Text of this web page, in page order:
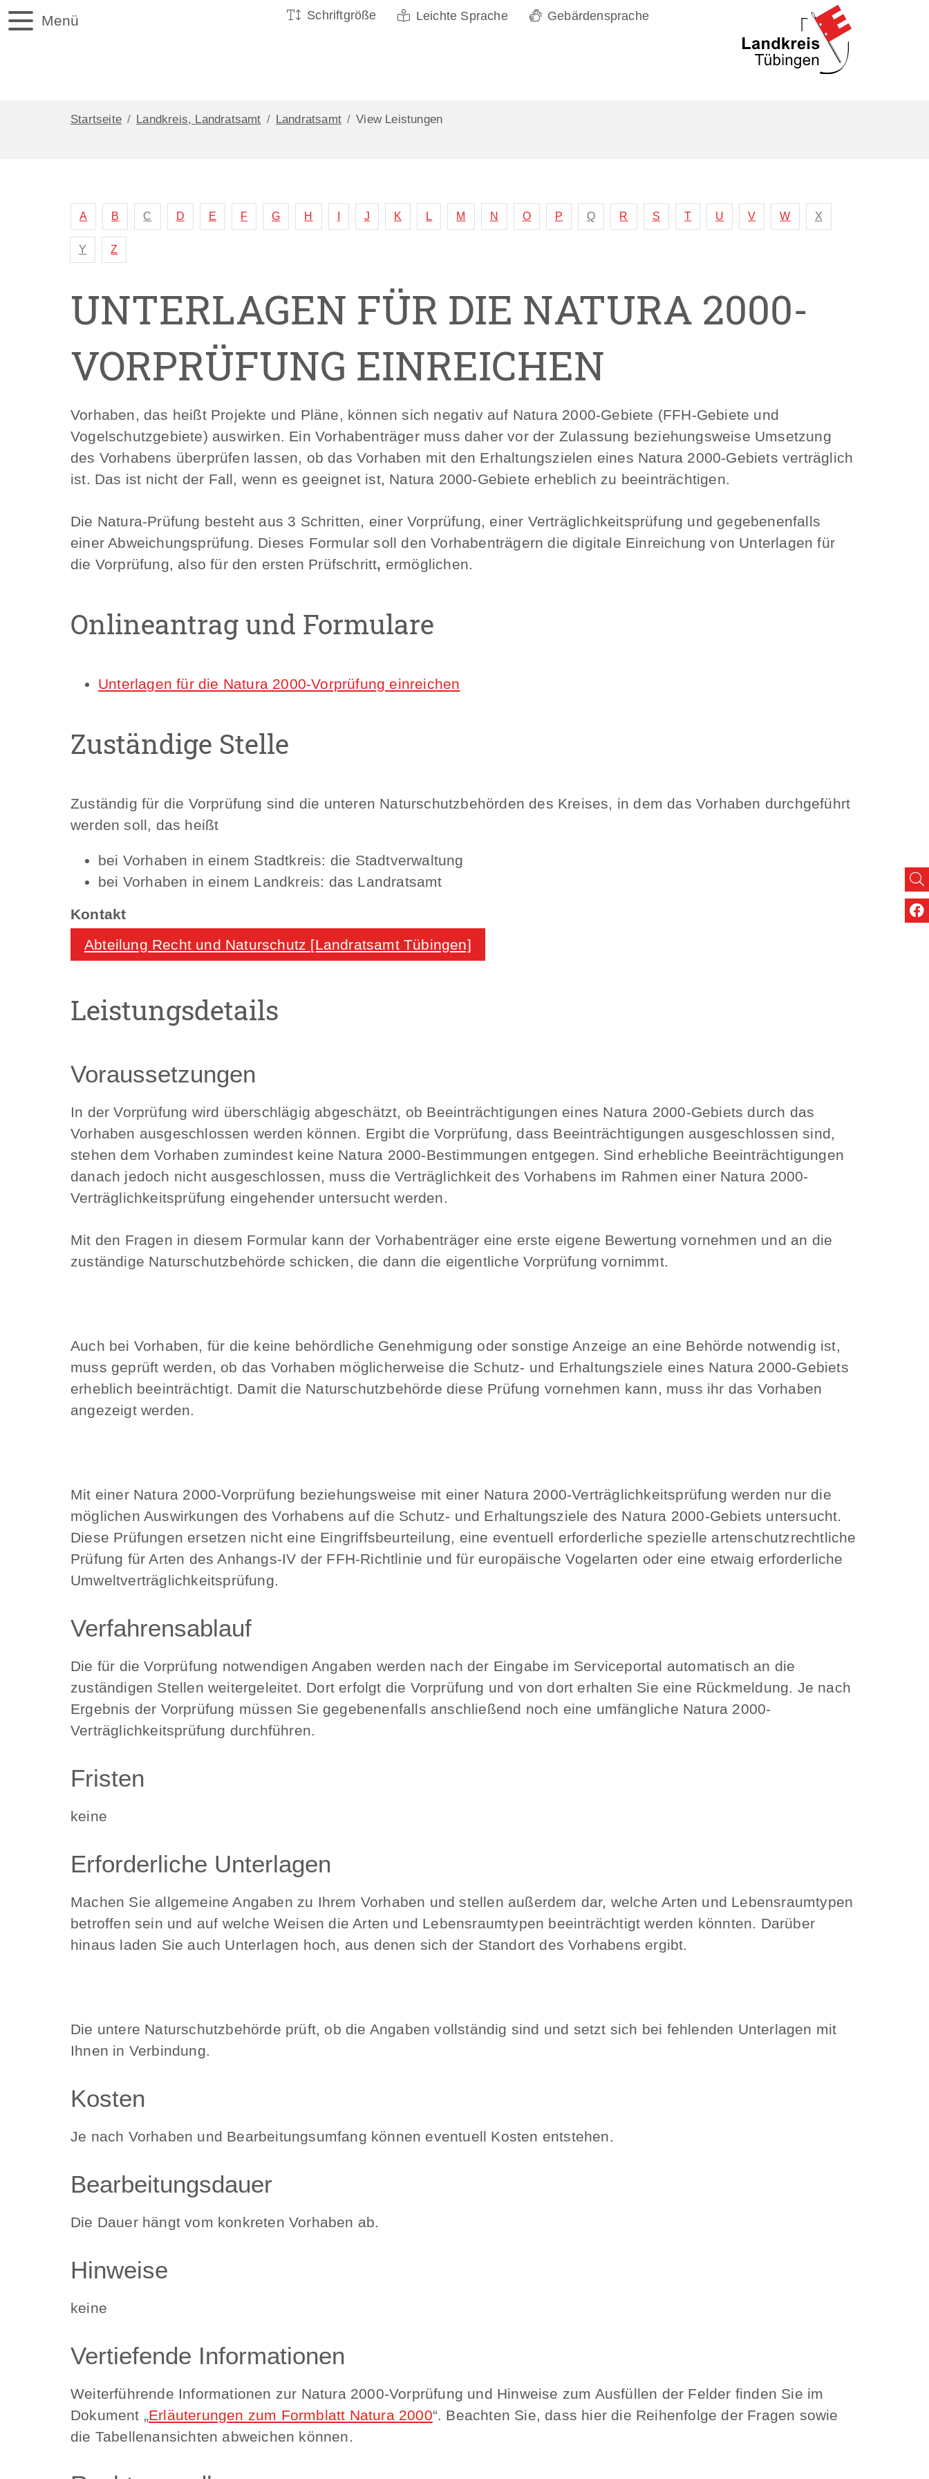
Menü Schriftgröße Leichte Sprache Gebärdensprache
Startseite Landkreis, Landratsamt Landratsamt View Leistungen
A B C D E F G H J K L M N O P Q R S T U V W X
Y Z
UNTERLAGEN FÜR DIE NATURA 2000-
VORPRÜFUNG EINREICHEN
Vorhaben, das heißt Projekte und Pläne, können sich negativ auf Natura 2000-Gebiete (FFH-Gebiete und
Vogelschutzgebiete) auswirken. Ein Vorhabenträger muss daher vor der Zulassung beziehungsweise Umsetzung
des Vorhabens überprüfen lassen, ob das Vorhaben mit den Erhaltungszielen eines Natura 2000-Gebiets verträglich
ist. Das ist nicht der Fall, wenn es geeignet ist, Natura 2000-Gebiete erheblich zu beeinträchtigen.
Die Natura-Prüfung besteht aus 3 Schritten, einer Vorprüfung, einer Verträglichkeitsprüfung und gegebenenfalls
einer Abweichungsprüfung. Dieses Formular soll den Vorhabenträgern die digitale Einreichung von Unterlagen für
die Vorprüfung, also für den ersten Prüfschritt, ermöglichen.
Onlineantrag und Formulare
Unterlagen für die Natura 2000-Vorprüfung einreichen
Zuständige Stelle
Zuständig für die Vorprüfung sind die unteren Naturschutzbehörden des Kreises, in dem das Vorhaben durchgeführt
werden soll, das heißt
bei Vorhaben in einem Stadtkreis: die Stadtverwaltung
bei Vorhaben in einem Landkreis: das Landratsamt
Abteilung Recht und Naturschutz [Landratsamt Tübingen]
Leistungsdetails
Voraussetzungen
In der Vorprüfung wird überschlägig abgeschätzt, ob Beeinträchtigungen eines Natura 2000-Gebiets durch das
Vorhaben ausgeschlossen werden können. Ergibt die Vorprüfung, dass Beeinträchtigungen ausgeschlossen sind,
stehen dem Vorhaben zumindest keine Natura 2000-Bestimmungen entgegen. Sind erhebliche Beeinträchtigungen
danach jedoch nicht ausgeschlossen, muss die Verträglichkeit des Vorhabens im Rahmen einer Natura 2000-
Verträglichkeitsprüfung eingehender untersucht werden.
Mit den Fragen in diesem Formular kann der Vorhabenträger eine erste eigene Bewertung vornehmen und an die
zuständige Naturschutzbehörde schicken, die dann die eigentliche Vorprüfung vornimmt.
Auch bei Vorhaben, für die keine behördliche Genehmigung oder sonstige Anzeige an eine Behörde notwendig ist,
muss geprüft werden, ob das Vorhaben möglicherweise die Schutz- und Erhaltungsziele eines Natura 2000-Gebiets
erheblich beeinträchtigt. Damit die Naturschutzbehörde diese Prüfung vornehmen kann, muss ihr das Vorhaben
angezeigt werden.
Mit einer Natura 2000-Vorprüfung beziehungsweise mit einer Natura 2000-Verträglichkeitsprüfung werden nur die
möglichen Auswirkungen des Vorhabens auf die Schutz- und Erhaltungsziele des Natura 2000-Gebiets untersucht.
Diese Prüfungen ersetzen nicht eine Eingriffsbeurteilung, eine eventuell erforderliche spezielle artenschutzrechtliche
Prüfung für Arten des Anhangs-IV der FFH-Richtlinie und für europäische Vogelarten oder eine etwaig erforderliche
Umweltverträglichkeitsprüfung.
Verfahrensablauf
Die für die Vorprüfung notwendigen Angaben werden nach der Eingabe im Serviceportal automatisch an die
zuständigen Stellen weitergeleitet. Dort erfolgt die Vorprüfung und von dort erhalten Sie eine Rückmeldung. Je nach
Ergebnis der Vorprüfung müssen Sie gegebenenfalls anschließend noch eine umfängliche Natura 2000-
Verträglichkeitsprüfung durchführen.
Fristen
keine
Erforderliche Unterlagen
Machen Sie allgemeine Angaben zu Ihrem Vorhaben und stellen außerdem dar, welche Arten und Lebensraumtypen
betroffen sein und auf welche Weisen die Arten und Lebensraumtypen beeinträchtigt werden könnten. Darüber
hinaus laden Sie auch Unterlagen hoch, aus denen sich der Standort des Vorhabens ergibt.
Die untere Naturschutzbehörde prüft, ob die Angaben vollständig sind und setzt sich bei fehlenden Unterlagen mit
Ihnen in Verbindung.
Kosten
Je nach Vorhaben und Bearbeitungsumfang können eventuell Kosten entstehen.
Bearbeitungsdauer
Die Dauer hängt vom konkreten Vorhaben ab.
Hinweise
keine
Vertiefende Informationen
Weiterführende Informationen zur Natura 2000-Vorprüfung und Hinweise zum Ausfüllen der Felder finden Sie im
Dokument „ Erläuterungen zum Formblatt Natura 2000“. Beachten Sie, dass hier die Reihenfolge der Fragen sowie
die Tabellenansichten abweichen können.